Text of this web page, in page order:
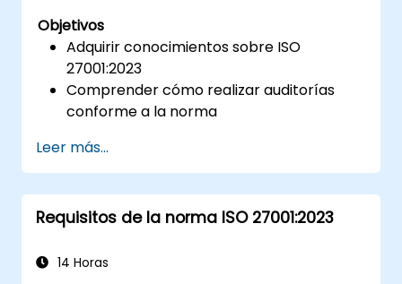
Objetivos
Adquirir conocimientos sobre ISO
27001:2023
Comprender cómo realizar auditorías
conforme a la norma
Leer más...
Requisitos de la norma ISO 27001:2023
14 Horas